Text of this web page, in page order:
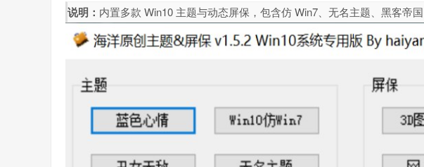
说明： 内置多款 Win10 主题与动态屏保，包含仿 Win7、无名主题、黑客帝